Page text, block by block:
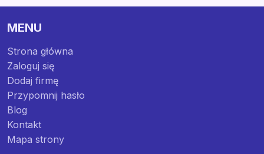
MENU
Strona główna
Zaloguj się
Dodaj firmę
Przypomnij hasło
Blog
Kontakt
Mapa strony